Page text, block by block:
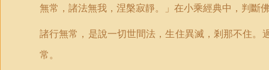
無常，諸法無我，涅槃寂靜。」在小乘經典中，判斷
諸行無常，是說一切世間法，生住異滅，剎那不住
常。